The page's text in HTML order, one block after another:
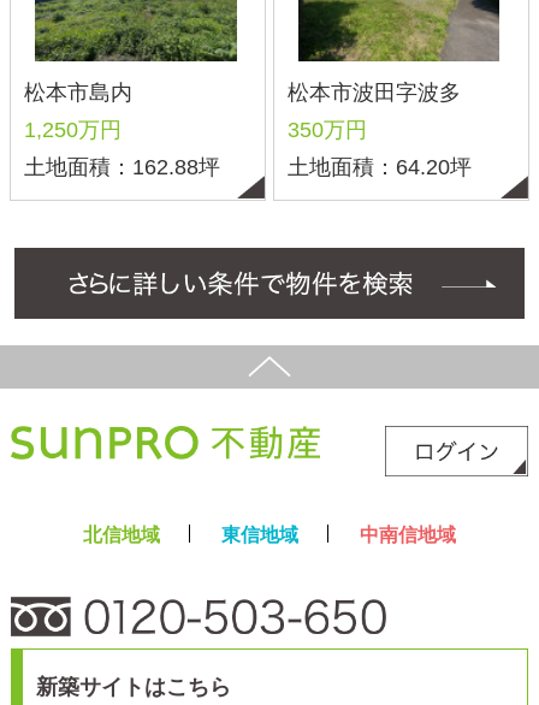
スマホ版 PC版
Copyright©2025 サンプロ不動産株式会社 co.,ltd All rights reserverd.